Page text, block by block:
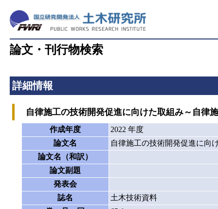
論文・刊行物検索
詳細情報
自律施工の技術開発促進に向けた取組み～自律
作成年度
2022 年度
論文名
自律施工の技術開発促進に向
論文名（和訳）
論文副題
発表会
誌名
土木技術資料